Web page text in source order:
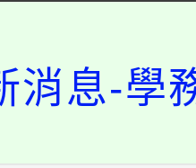
新住民語歌
師甄選結果(
學年度第
師甄選結果(
化大學推廣
消息-學